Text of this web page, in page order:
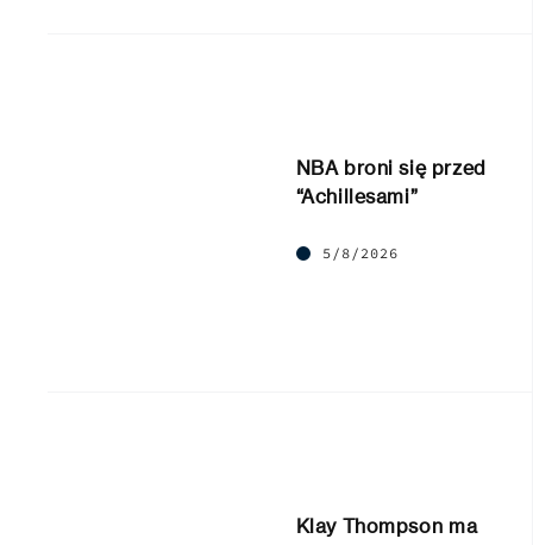
NBA broni się przed
“Achillesami”
5/8/2026
Klay Thompson ma